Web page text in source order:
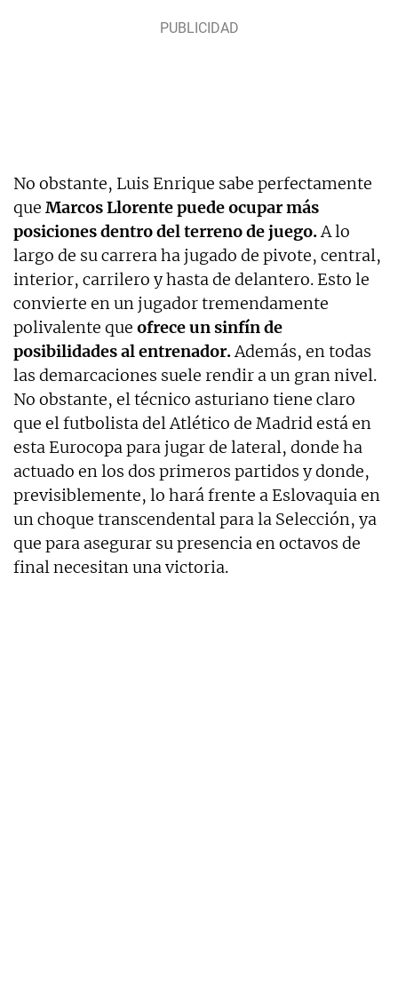
No obstante, Luis Enrique sabe perfectamente
que Marcos Llorente puede ocupar más
posiciones dentro del terreno de juego.A lo
largo de su carrera ha jugado de pivote, central,
interior, carrilero y hasta de delantero. Esto le
convierte en un jugador tremendamente
polivalente que ofrece un sinfín de
posibilidades al entrenador.Además, en todas
las demarcaciones suele rendir a un gran nivel.
No obstante, el técnico asturiano tiene claro
que el futbolista del Atlético de Madrid está en
esta Eurocopa para jugar de lateral, donde ha
actuado en los dos primeros partidos y donde,
previsiblemente, lo hará frente a Eslovaquia en
un choque transcendental para la Selección, ya
que para asegurar su presencia en octavos de
final necesitan una victoria.